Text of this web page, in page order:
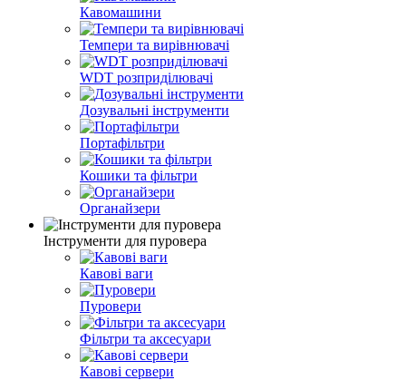
Кавомашини
Темпери та вирівнювачі
WDT розприділювачі
Дозувальні інструменти
Портафільтри
Кошики та фільтри
Органайзери
Інструменти для пуровера
Кавові ваги
Пуровери
Фільтри та аксесуари
Кавові сервери